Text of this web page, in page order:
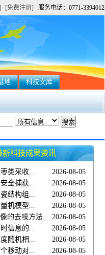
[免费注册] 服务电话：0771-3394012
地 科技文库
新科技成果资讯
2026-08-05
类采收...
2026-08-05
全捕获...
2026-08-05
结构组...
2026-08-05
机模型...
2026-08-05
的去噪方法
2026-08-05
信息的...
2026-08-05
随机相...
2026-08-05
移动对...